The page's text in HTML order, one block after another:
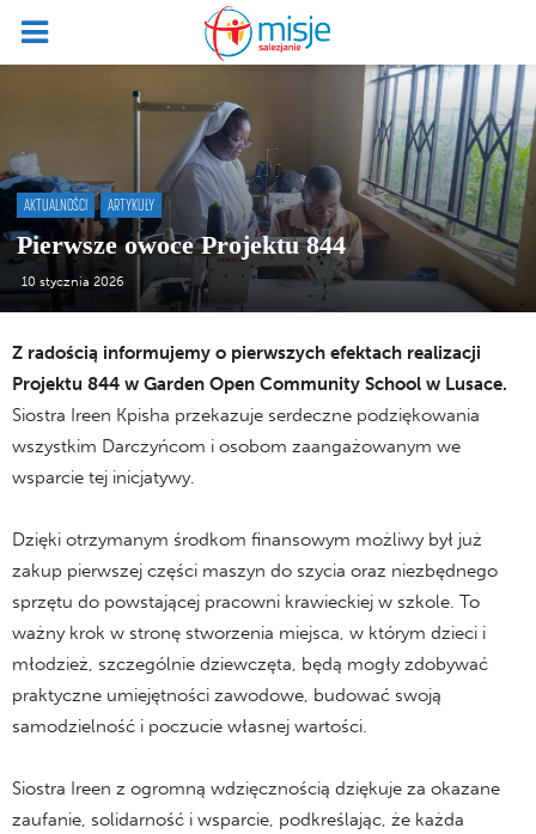
AKTUALNOŚCI ARTYKUŁY
Pierwsze owoce Projektu 844
10 stycznia 2026
Z radością informujemy o pierwszych efektach realizacji
Projektu 844 w Garden Open Community School w Lusace.
Siostra Ireen Kpisha przekazuje serdeczne podziękowania
wszystkim Darczyńcom i osobom zaangażowanym we
wsparcie tej inicjatywy.
Dzięki otrzymanym środkom finansowym możliwy był już
zakup pierwszej części maszyn do szycia oraz niezbędnego
sprzętu do powstającej pracowni krawieckiej w szkole. To
ważny krok w stronę stworzenia miejsca, w którym dzieci i
młodzież, szczególnie dziewczęta, będą mogły zdobywać
praktyczne umiejętności zawodowe, budować swoją
samodzielność i poczucie własnej wartości.
Siostra Ireen z ogromną wdzięcznością dziękuje za okazane
zaufanie, solidarność i wsparcie, podkreślając, że każda